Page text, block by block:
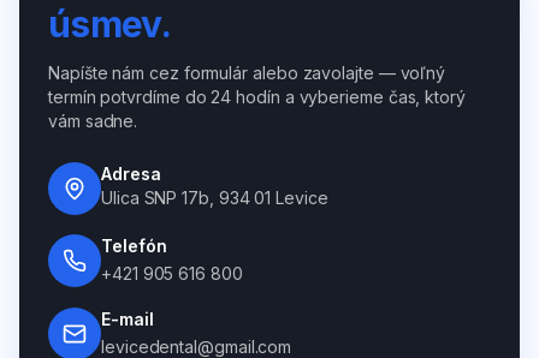
úsmev.
Napíšte nám cez formulár alebo zavolajte — voľný
termín potvrdíme do 24 hodín a vyberieme čas, ktorý
vám sadne.
Adresa
Ulica SNP 17b, 934 01 Levice
Telefón
+421 905 616 800
E-mail
levicedental@gmail.com